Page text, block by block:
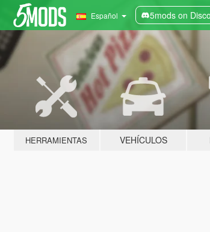
Español 5mods on
HERRAMIENTAS VEHÍCULOS